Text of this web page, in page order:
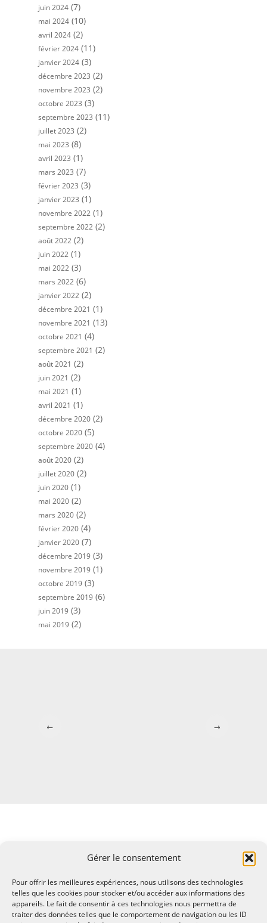
Gérer le consentement
Pour offrir les meilleures expériences, nous utilisons des technologies
telles que les cookies pour stocker et/ou accéder aux informations des
appareils. Le fait de consentir à ces technologies nous permettra de
traiter des données telles que le comportement de navigation ou les ID
juin 2024 (7)
mai 2024 (10)
avril 2024 (2)
février 2024 (11)
janvier 2024 (3)
décembre 2023 (2)
novembre 2023 (2)
octobre 2023 (3)
septembre 2023 (11)
juillet 2023 (2)
mai 2023 (8)
avril 2023 (1)
mars 2023 (7)
février 2023 (3)
janvier 2023 (1)
novembre 2022 (1)
septembre 2022 (2)
août 2022 (2)
juin 2022 (1)
mai 2022 (3)
mars 2022 (6)
janvier 2022 (2)
décembre 2021 (1)
novembre 2021 (13)
octobre 2021 (4)
septembre 2021 (2)
août 2021 (2)
juin 2021 (2)
mai 2021 (1)
avril 2021 (1)
décembre 2020 (2)
octobre 2020 (5)
septembre 2020 (4)
août 2020 (2)
juillet 2020 (2)
juin 2020 (1)
mai 2020 (2)
mars 2020 (2)
février 2020 (4)
janvier 2020 (7)
décembre 2019 (3)
novembre 2019 (1)
octobre 2019 (3)
septembre 2019 (6)
juin 2019 (3)
mai 2019 (2)
← →